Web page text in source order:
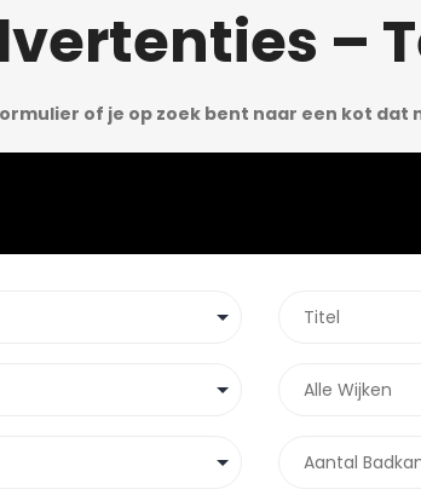
–
of je op zoek bent naar een kot